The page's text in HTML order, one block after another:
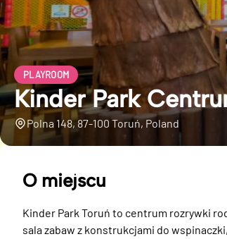
PLAYROOM
Kinder Park
Polna 148, 87-100 Toruń, Poland
O miejscu
Kinder Park Toruń to centrum rozrywki
sala zabaw z konstrukcjami do